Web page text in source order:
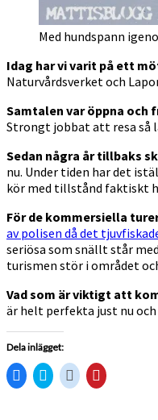
Med hundspann
Idag har vi varit på ett
Naturvårdsverket och
Samtalen var öppna och
Strongt jobbat att resa så
Sedan några år tillbaks
nu. Under tiden har det
kör med tillstånd faktiskt
För de kommersiella
av polisen då det
seriösa som snällt står
turismen stör i området
Vad som är viktigt att
är helt perfekta just nu och
Dela inlägget:
Klicka
för
Klicka
för
Klicka
för
Klicka
för